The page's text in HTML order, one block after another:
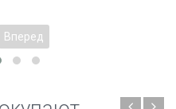
Вперед